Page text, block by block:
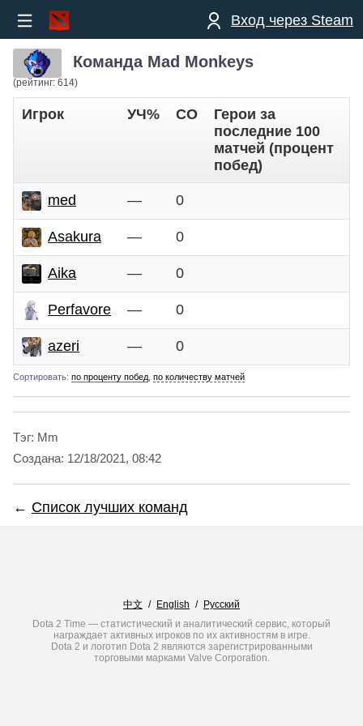
Вход через Steam
Команда Mad Monkeys
(рейтинг: 614)
Игрок УЧ% СО
Герои за
последние 100
матчей (процент
побед)
med — 0
Asakura — 0
Aika — 0
Perfavore — 0
azeri — 0
Сортировать: по проценту побед по количеству матчей
Тэг: Mm
Создана: 12/18/2021, 08:42
← Список лучших команд
中文 / English / Русский
Dota 2 Time — статистический и аналитический сервис, который
награждает активных игроков по их активностям в игре.
Dota 2 и логотип Dota 2 являются зарегистрированными
торговыми марками Valve Corporation.